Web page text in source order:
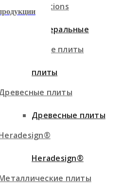
Ceiling Solutions
Минеральные плиты
плиты
плиты
Минеральные
плиты
Древесные плиты
Heradesign®